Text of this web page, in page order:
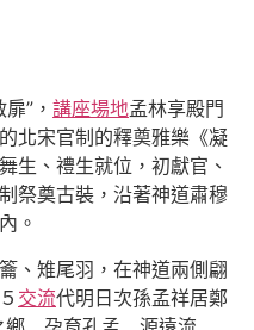
”， 講座場地孟林享殿門
北宋官制的釋奠雅樂《凝
生、禮生就位，初獻官、
祭奠古裝，沿著神道肅穆
。
、雉尾羽，在神道兩側翩
交流代明日次孫孟祥居鄭